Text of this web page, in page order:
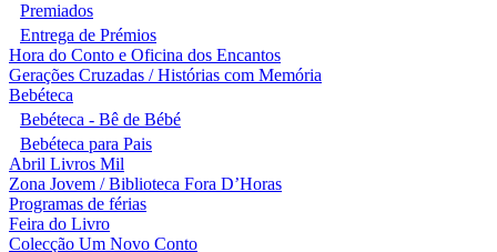
Premiados
Entrega de Prémios
Hora do Conto e Oficina dos Encantos
Gerações Cruzadas / Histórias com Memória
Bebéteca
Bebéteca - Bê de Bébé
Bebéteca para Pais
Abril Livros Mil
Zona Jovem / Biblioteca Fora D’Horas
Programas de férias
Feira do Livro
Colecção Um Novo Conto